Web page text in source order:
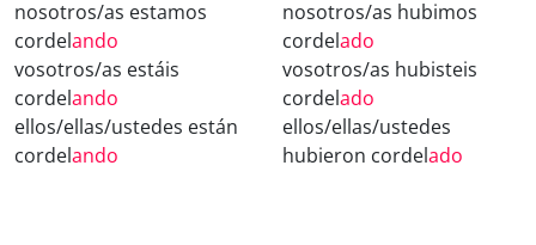
nosotros/as estamos
cordelando
vosotros/as estáis
cordelando
ellos/ellas/ustedes están
cordelando
nosotros/as hubimos
cordelado
vosotros/as hubisteis
cordelado
ellos/ellas/ustedes
hubieron cordelado